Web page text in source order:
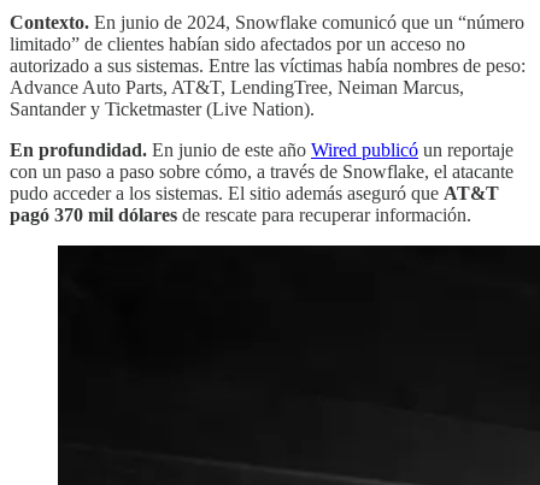
Contexto. En junio de 2024, Snowflake comunicó que un “número
limitado” de clientes habían sido afectados por un acceso no
autorizado a sus sistemas. Entre las víctimas había nombres de peso:
Advance Auto Parts, AT&T, LendingTree, Neiman Marcus,
Santander y Ticketmaster (Live Nation).
En profundidad. En junio de este año Wired publicó un reportaje
con un paso a paso sobre cómo, a través de Snowflake, el atacante
pudo acceder a los sistemas. El sitio además aseguró que AT&T
pagó 370 mil dólares de rescate para recuperar información.